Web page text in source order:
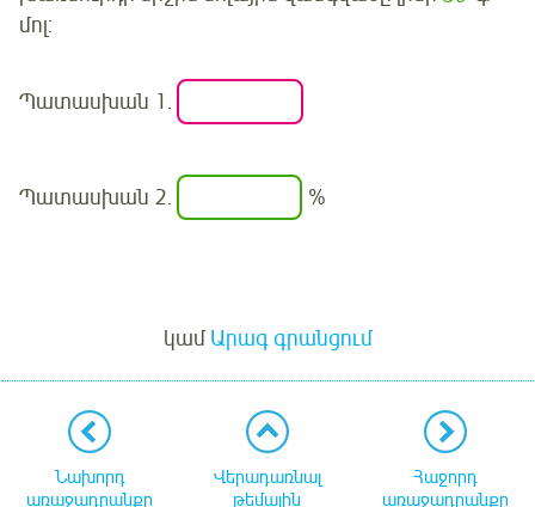
մոլ:
Պատասխան 1.
Պատասխան 2. %
կամԱրագ գրանցում
Նախորդ
առաջադրանքը
Վերադառնալ
թեմային
Հաջորդ
առաջադրանքը